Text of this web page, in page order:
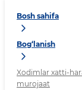
Bosh sahifa
Bog‘lanish
Xodimlar xatti-
murojaat